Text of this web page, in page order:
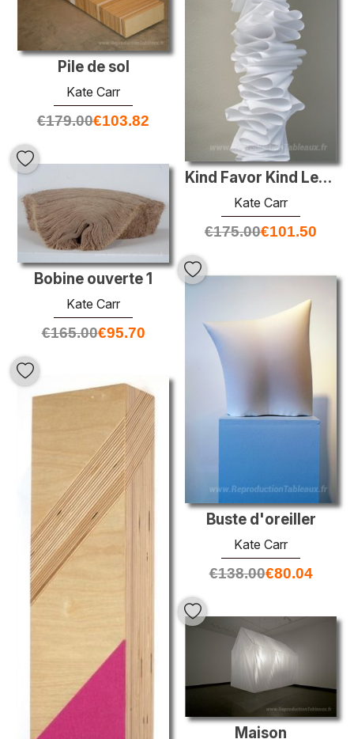
Kind Favor Kind Lettre (détail)
Kate Carr
€175.00€101.50
Pile de sol
Kate Carr
€179.00€103.82
Bobine ouverte 1
Kate Carr
€165.00€95.70
Buste d'oreiller
Kate Carr
€138.00€80.04
Maison